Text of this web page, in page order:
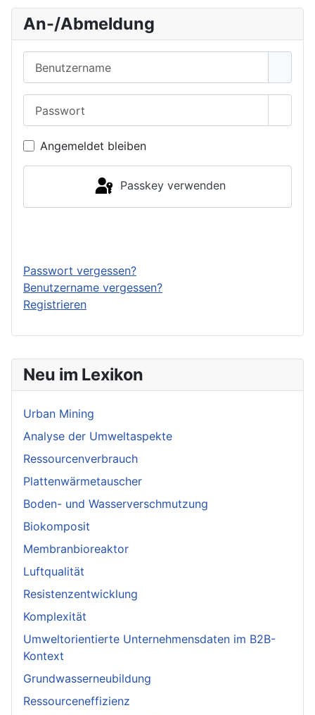
Neu im Lexikon
Urban Mining
Analyse der Umweltaspekte
Ressourcenverbrauch
Plattenwärmetauscher
Boden- und Wasserverschmutzung
Biokomposit
Membranbioreaktor
Luftqualität
Resistenzentwicklung
Komplexität
Umweltorientierte Unternehmensdaten im B2B-
Kontext
Grundwasserneubildung
Ressourceneffizienz
An-/Abmeldung
Angemeldet bleiben
Passkey verwenden
Passwort vergessen?
Benutzername vergessen?
Registrieren